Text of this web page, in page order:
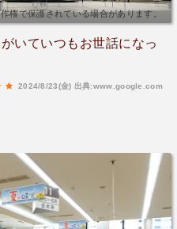
権で保護されている場合があります。
いていつもお世話になっ
2024/8/23(金) 出典:www.google.com